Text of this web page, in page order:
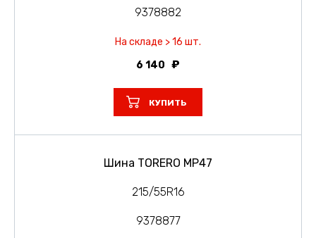
9378882
На складе > 16 шт.
6 140
КУПИТЬ
Шина TORERO MP47
215/55R16
9378877